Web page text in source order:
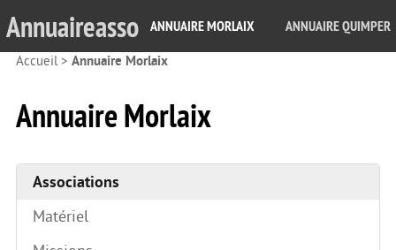
Annuaireasso ANNUAIRE MORLAIX ANNUAIRE QUIMPER
Accueil> Annuaire Morlaix
Annuaire Morlaix
Associations
Matériel